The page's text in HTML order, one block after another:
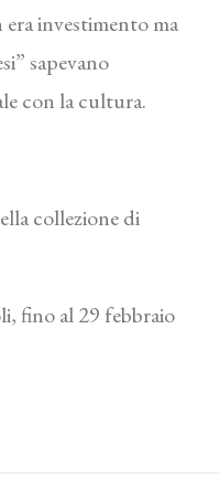
era investimento ma
sapevano
con la cultura.
collezione di
fino al 29 febbraio